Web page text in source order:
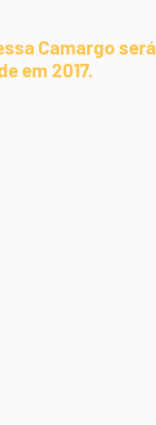
Camargo será
em 2017.